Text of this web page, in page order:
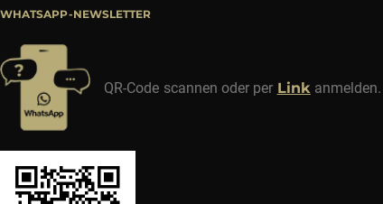
WHATSAPP-NEWSLETTER
QR-Code scannen oder per Linkanmelden.